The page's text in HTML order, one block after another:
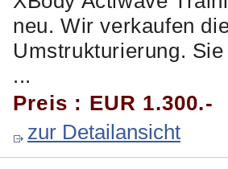
neu. Wir verkaufen
Umstrukturierung.
...
Preis : EUR 1.300.-
zur Detailansicht